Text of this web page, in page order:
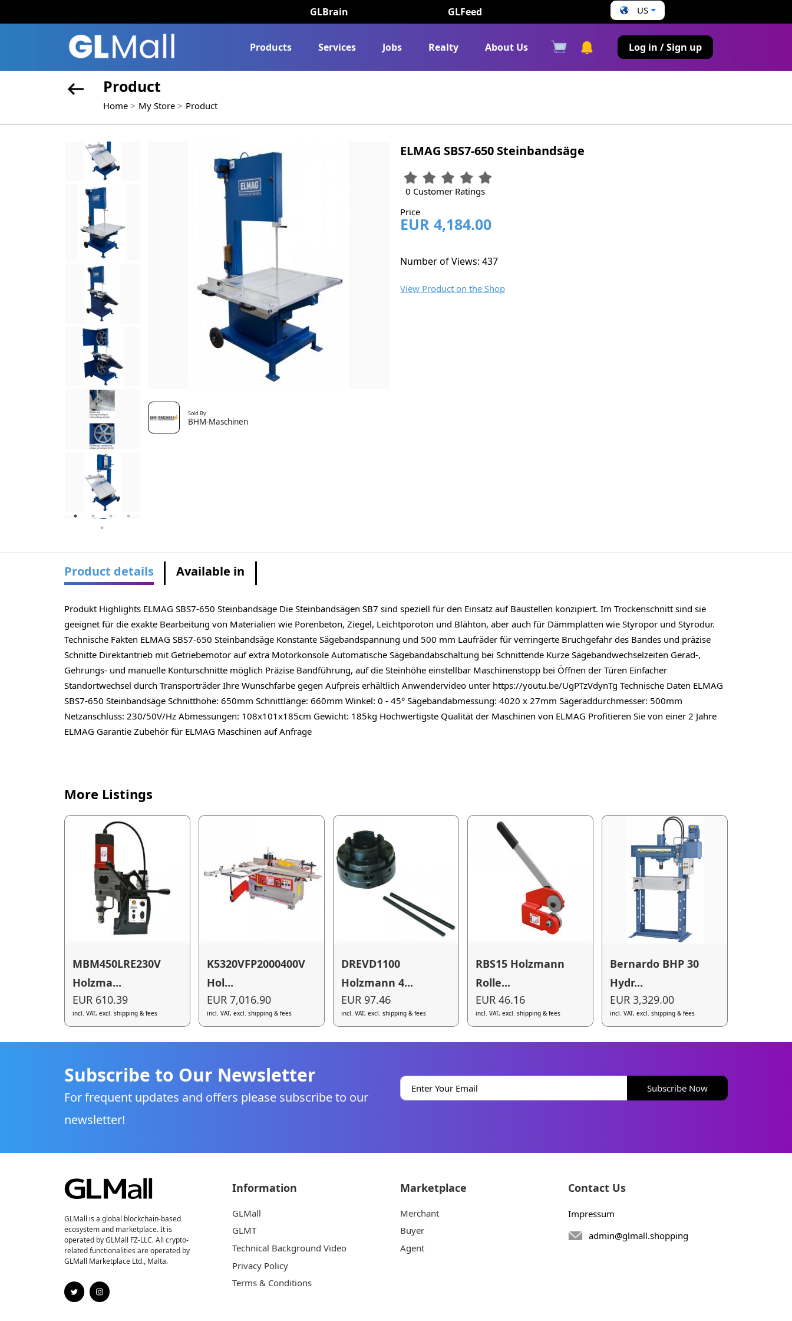
GLBrain GLFeed US
Products Services Jobs Realty About Us Log in / Sign up
Product
Home My Store Product
Sold By
BHM-Maschinen
ELMAG SBS7-650 Steinbandsäge
0 Customer Ratings
Price
EUR 4,184.00
Number of Views: 437
View Product on the Shop
Product details Available in
Produkt Highlights ELMAG SBS7-650 Steinbandsäge Die Steinbandsägen SB7 sind speziell für den Einsatz auf Baustellen konzipiert. Im Trockenschnitt sind sie
geeignet für die exakte Bearbeitung von Materialien wie Porenbeton, Ziegel, Leichtporoton und Blähton, aber auch für Dämmplatten wie Styropor und Styrodur.
Technische Fakten ELMAG SBS7-650 Steinbandsäge Konstante Sägebandspannung und 500 mm Laufräder für verringerte Bruchgefahr des Bandes und präzise
Schnitte Direktantrieb mit Getriebemotor auf extra Motorkonsole Automatische Sägebandabschaltung bei Schnittende Kurze Sägebandwechselzeiten Gerad-,
Gehrungs- und manuelle Konturschnitte möglich Präzise Bandführung, auf die Steinhöhe einstellbar Maschinenstopp bei Öffnen der Türen Einfacher
Standortwechsel durch Transporträder Ihre Wunschfarbe gegen Aufpreis erhältlich Anwendervideo unter https://youtu.be/UgPTzVdynTg Technische Daten ELMAG
SBS7-650 Steinbandsäge Schnitthöhe: 650mm Schnittlänge: 660mm Winkel: 0 - 45° Sägebandabmessung: 4020 x 27mm Sägeraddurchmesser: 500mm
Netzanschluss: 230/50V/Hz Abmessungen: 108x101x185cm Gewicht: 185kg Hochwertigste Qualität der Maschinen von ELMAG Profitieren Sie von einer 2 Jahre
ELMAG Garantie Zubehör für ELMAG Maschinen auf Anfrage
More Listings
MBM450LRE230V
Holzma...
EUR 610.39
incl. VAT, excl. shipping & fees
K5320VFP2000400V
Hol...
EUR 7,016.90
incl. VAT, excl. shipping & fees
DREVD1100
Holzmann 4...
EUR 97.46
incl. VAT, excl. shipping & fees
RBS15 Holzmann
Rolle...
EUR 46.16
incl. VAT, excl. shipping & fees
Bernardo BHP 30
Hydr...
EUR 3,329.00
incl. VAT, excl. shipping & fees
Subscribe to Our Newsletter
For frequent updates and offers please subscribe to our
newsletter!
Subscribe Now
GLMall is a global blockchain-based
ecosystem and marketplace. It is
operated by GLMall FZ-LLC. All crypto-
related functionalities are operated by
GLMall Marketplace Ltd., Malta.
Information
GLMall
GLMT
Technical Background Video
Privacy Policy
Terms & Conditions
Marketplace
Merchant
Buyer
Agent
Contact Us
Impressum
admin@glmall.shopping